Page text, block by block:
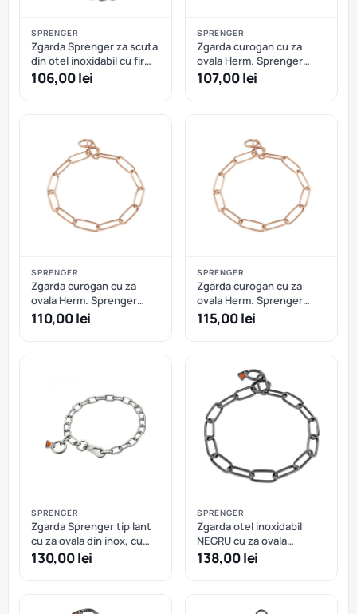
SPRENGER
Zgarda Sprenger za scuta
din otel inoxidabil cu fir
4.0 mm - 65 cm
106,00 lei
SPRENGER
Zgarda curogan cu za
ovala Herm. Sprenger
(51506) - 50 cm
107,00 lei
SPRENGER
Zgarda curogan cu za
ovala Herm. Sprenger
(51506) - 53 cm
110,00 lei
SPRENGER
Zgarda curogan cu za
ovala Herm. Sprenger
(51506) - 57 cm
115,00 lei
SPRENGER
Zgarda Sprenger tip lant
cu za ovala din inox, cu
carabiniera tip carlig -
ideala pentru caini in
crestere - 65 cm
130,00 lei
SPRENGER
Zgarda otel inoxidabil
NEGRU cu za ovala
Sprenger, lungimi: 60-75
cm - 66 cm
138,00 lei